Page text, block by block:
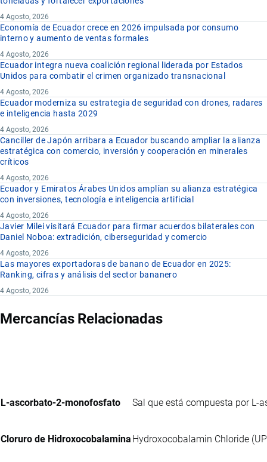
4 Agosto, 2026
Economía de Ecuador crece en 2026 impulsada por consumo
interno y aumento de ventas formales
4 Agosto, 2026
Ecuador integra nueva coalición regional liderada por Estados
Unidos para combatir el crimen organizado transnacional
4 Agosto, 2026
Ecuador moderniza su estrategia de seguridad con drones, radares
e inteligencia hasta 2029
4 Agosto, 2026
Canciller de Japón arribara a Ecuador buscando ampliar la alianza
estratégica con comercio, inversión y cooperación en minerales
críticos
4 Agosto, 2026
Ecuador y Emiratos Árabes Unidos amplían su alianza estratégica
con inversiones, tecnología e inteligencia artificial
4 Agosto, 2026
Javier Milei visitará Ecuador para firmar acuerdos bilaterales con
Daniel Noboa: extradición, ciberseguridad y comercio
4 Agosto, 2026
Las mayores exportadoras de banano de Ecuador en 2025:
Ranking, cifras y análisis del sector bananero
4 Agosto, 2026
Mercancías Relacionadas
L-ascorbato-2-monofosfato Sal que está compuesta por L-
Cloruro de Hidroxocobalamina Hydroxocobalamin Chloride